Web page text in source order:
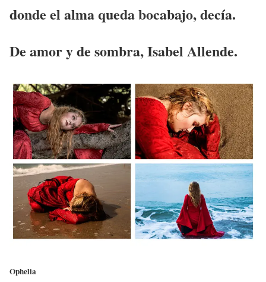
donde el alma queda bocabajo, decía.
De amor y de sombra, Isabel Allende.
Ophelia